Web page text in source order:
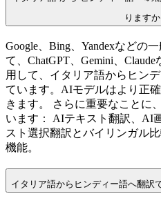
りますか
Google、Bing、Yandexなどの
て、ChatGPT、Gemini、
用して、イタリア語からヒン
ています。AIモデルはより正
きます。 さらに重要なことに
います： AIテキスト翻訳、AI
スト選択翻訳とバイリンガル
機能。
イタリア語からヒンディー語へ翻訳